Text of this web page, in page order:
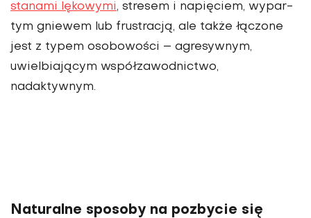
stanami lękowymi, stresem i napięciem, wypar­
tym gniewem lub frustracją, ale także łączone
jest z typem osobowości – agresywnym,
uwielbiającym współzawod­nictwo,
nadaktywnym.
Naturalne sposoby na pozbycie się